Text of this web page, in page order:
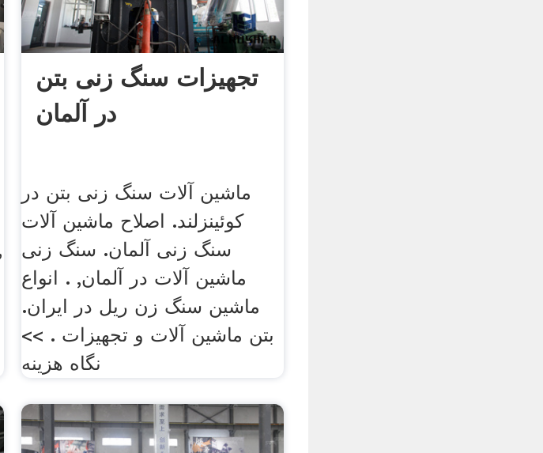
تجهیزات سنگ زنی بتن
در آلمان
ماشین آلات سنگ زنی بتن در
کوئینزلند. اصلاح ماشین آلات
سنگ زنی آلمان. سنگ زنی
ماشین آلات در آلمان, . انواع
ماشين سنگ زن ريل در ايران.
بتن ماشین آلات و تجهیزات . >>
نگاه هزینه